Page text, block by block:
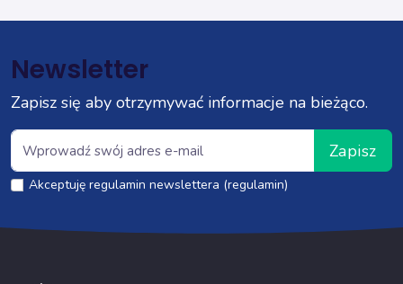
Newsletter
Zapisz się aby otrzymywać informacje na bieżąco.
Zapisz
Akceptuję regulamin newslettera (regulamin)